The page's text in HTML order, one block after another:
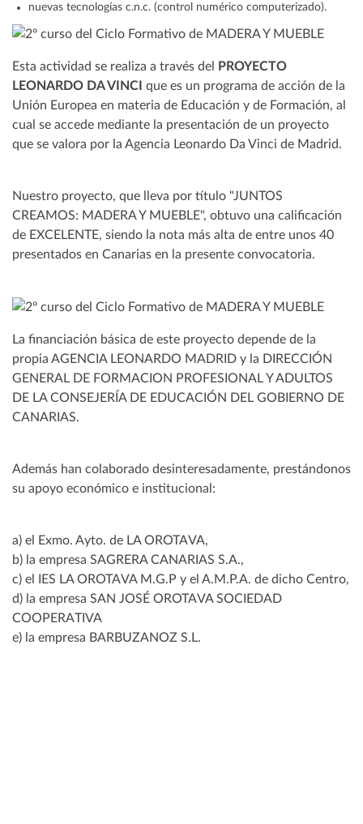
nuevas tecnologías c.n.c. (control numérico computerizado).
Esta actividad se realiza a través del
PROYECTO
LEONARDO DA VINCI que es un programa de acción de la
Unión Europea en materia de Educación y de Formación, al
cual se accede mediante la presentación de un proyecto
que se valora por la Agencia Leonardo Da Vinci de Madrid.
Nuestro proyecto, que lleva por título "JUNTOS
CREAMOS: MADERA Y MUEBLE", obtuvo una calificación
de EXCELENTE, siendo la nota más alta de entre unos 40
presentados en Canarias en la presente convocatoria.
La financiación básica de este proyecto depende de la
propia AGENCIA LEONARDO MADRID y la DIRECCIÓN
GENERAL DE FORMACION PROFESIONAL Y ADULTOS
DE LA CONSEJERÍA DE EDUCACIÓN DEL GOBIERNO DE
CANARIAS.
Además han colaborado desinteresadamente, prestándonos
su apoyo económico e institucional:
a) el Exmo. Ayto. de LA OROTAVA,
b) la empresa SAGRERA CANARIAS S.A.,
c) el IES LA OROTAVA M.G.P y el A.M.P.A. de dicho Centro,
d) la empresa SAN JOSÉ OROTAVA SOCIEDAD
COOPERATIVA
e) la empresa BARBUZANOZ S.L.